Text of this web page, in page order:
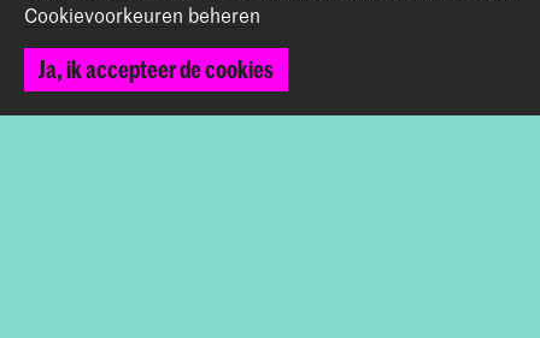
Volg ons
Blijf op de hoogte
Cookievoorkeuren beheren
Ja, ik accepteer de cookies